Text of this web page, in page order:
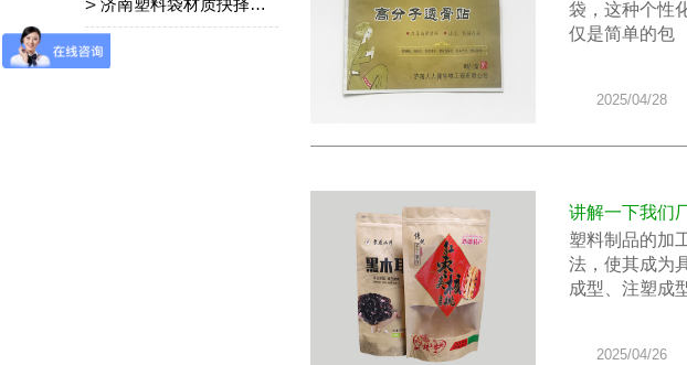
济南塑料袋材质抉择：适配产品的关键
袋，这种个性
仅是简单的包
2025/04/28
讲解一下我们
塑料制品的加
法，使其成为
成型、注塑成
2025/04/26